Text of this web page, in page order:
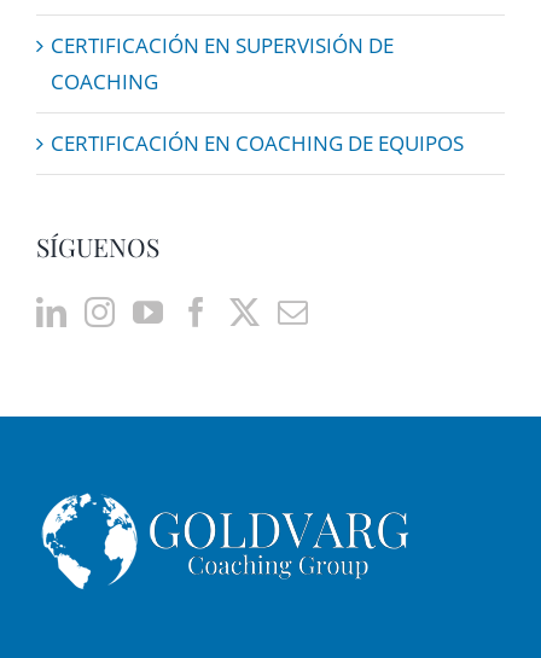
CERTIFICACIÓN EN SUPERVISIÓN DE
COACHING
CERTIFICACIÓN EN COACHING DE EQUIPOS
SÍGUENOS